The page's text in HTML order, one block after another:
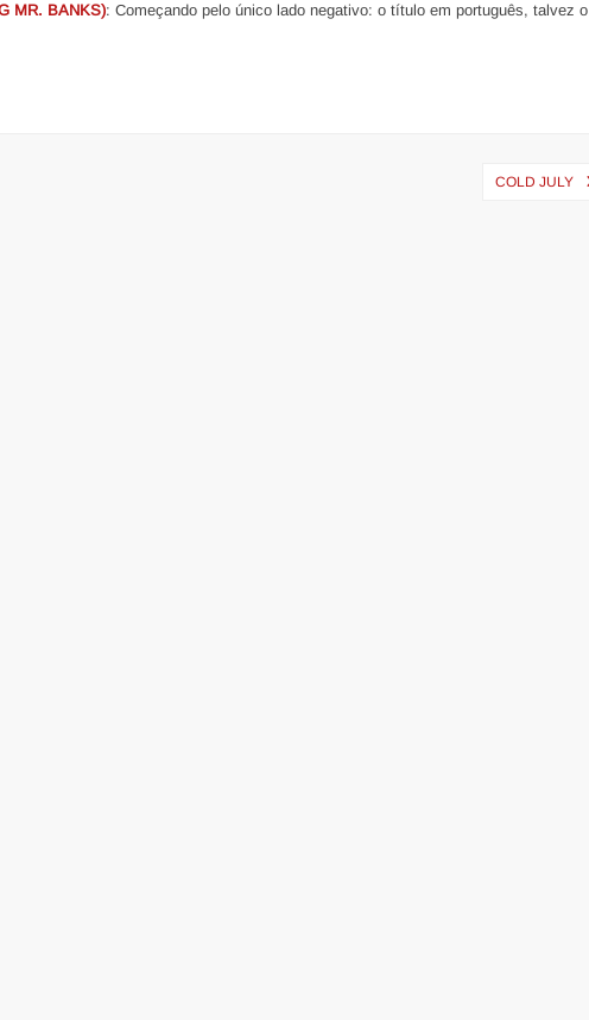
MR. BANKS): Começando pelo único lado negativo: o título em português, talvez o
COLD JULY